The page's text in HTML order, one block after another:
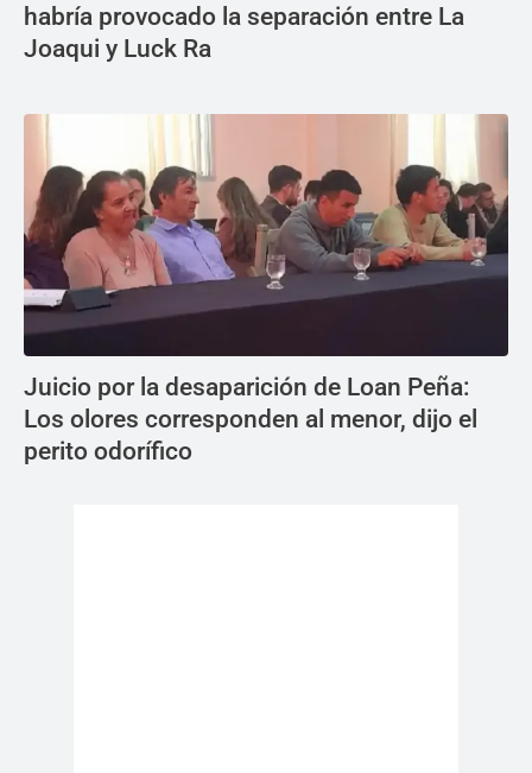
habría provocado la separación entre La
Joaqui y Luck Ra
Juicio por la desaparición de Loan Peña:
Los olores corresponden al menor, dijo el
perito odorífico